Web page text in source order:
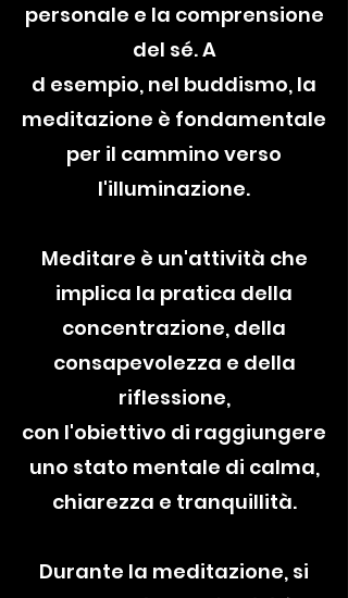
personale e la comprensione
del sé. A
d esempio, nel buddismo, la
meditazione è fondamentale
per il cammino verso
l'illuminazione.
Meditare è un'attività che
implica la pratica della
concentrazione, della
consapevolezza e della
riflessione,
con l'obiettivo di raggiungere
uno stato mentale di calma,
chiarezza e tranquillità.
Durante la meditazione, si